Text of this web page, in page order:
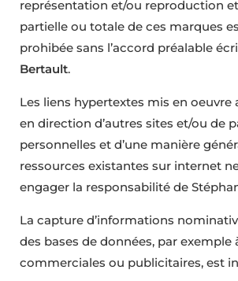
représentation et/ou reproduction
partielle ou totale de ces marques
prohibée sans l’accord préalable
Bertault.
Les liens hypertextes mis en oeuvre
en direction d’autres sites et/ou de
personnelles et d’une manière
ressources existantes sur internet
engager la responsabilité de
La capture d’informations
des bases de données, par exemple
commerciales ou publicitaires, est